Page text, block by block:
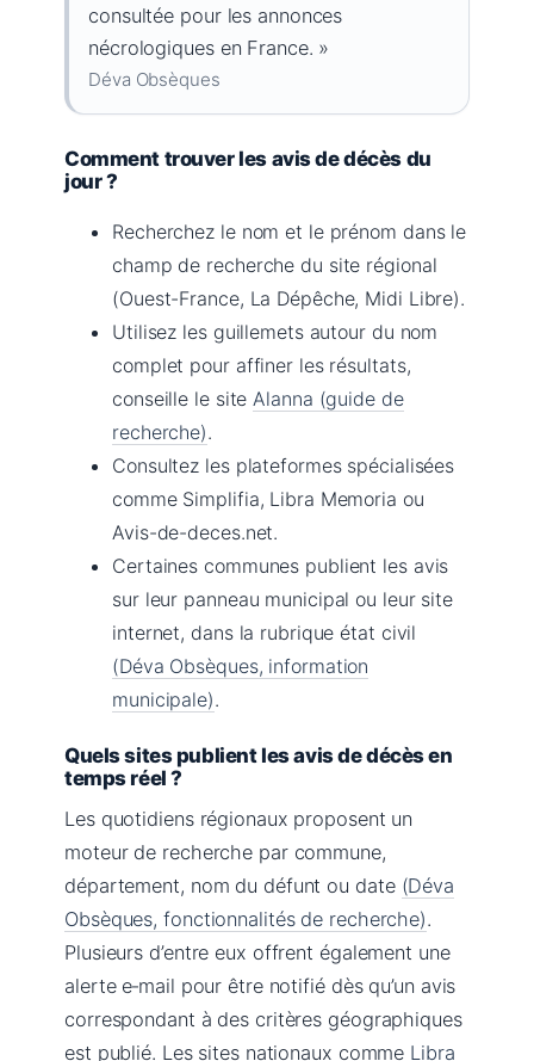
consultée pour les annonces
nécrologiques en France. »
Déva Obsèques
Comment trouver les avis de décès du
jour ?
Recherchez le nom et le prénom dans le
champ de recherche du site régional
(Ouest-France, La Dépêche, Midi Libre).
Utilisez les guillemets autour du nom
complet pour affiner les résultats,
conseille le site Alanna (guide de
recherche).
Consultez les plateformes spécialisées
comme Simplifia, Libra Memoria ou
Avis-de-deces.net.
Certaines communes publient les avis
sur leur panneau municipal ou leur site
internet, dans la rubrique état civil
(Déva Obsèques, information
municipale).
Quels sites publient les avis de décès en
temps réel ?
Les quotidiens régionaux proposent un
moteur de recherche par commune,
département, nom du défunt ou date (Déva
Obsèques, fonctionnalités de recherche).
Plusieurs d’entre eux offrent également une
alerte e‑mail pour être notifié dès qu’un avis
correspondant à des critères géographiques
est publié. Les sites nationaux comme Libra